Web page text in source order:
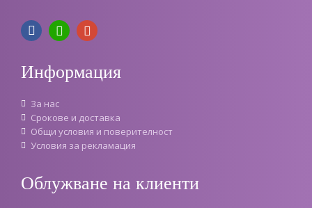
Информация
За нас
Срокове и доставка
Oбщи условия и поверителност
Условия за рекламация
Облужване на клиенти